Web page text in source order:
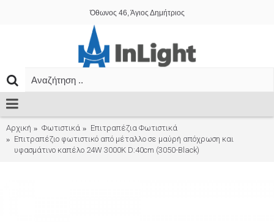
Όθωνος 46, Άγιος Δημήτριος
Αρχική Φωτιστικά
Επιτραπέζια Φωτιστικά
Επιτραπέζιο φωτιστικό από μέταλλο σε μαύρή απόχρωση και
υφασμάτινο καπέλο 24W 3000K D:40cm (3050-Black)